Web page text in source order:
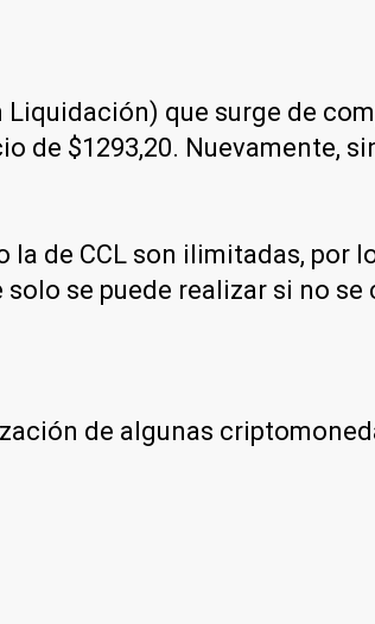
Liquidación) que surge de
de $1293,20. Nuevamente,
de CCL son ilimitadas, por
se puede realizar si no
de algunas